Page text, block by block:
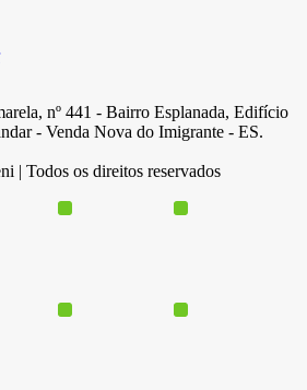
nº 441 - Bairro Esplanada, Edifício
- Venda Nova do Imigrante - ES.
| Todos os direitos reservados